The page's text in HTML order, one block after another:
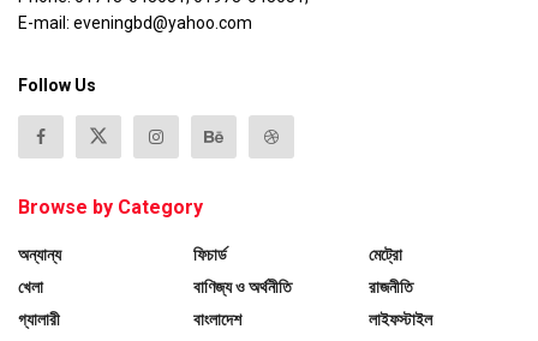
E-mail: eveningbd@yahoo.com
Follow Us
Browse by Category
অন্যান্য
খেলা
গ্যালারী
ফিচার্ড
বাণিজ্য ও অর্থনীতি
বাংলাদেশ
মেট্রো
রাজনীতি
লাইফস্টাইল